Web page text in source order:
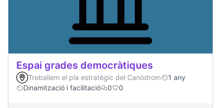
Espai grades democràtiques
Treballem el pla estratègic del Canòdrom
1 any
Dinamització i facilitació
0 0